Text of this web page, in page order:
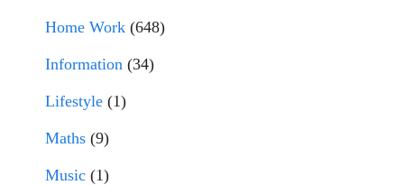
Home Work (648)
Information (34)
Lifestyle (1)
Maths (9)
Music (1)